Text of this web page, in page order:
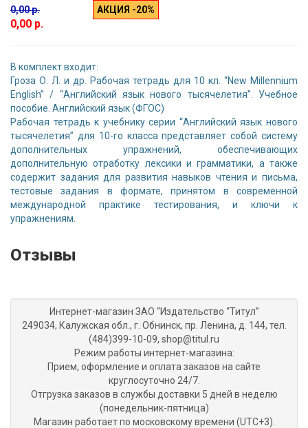
0,00 р.
0,00 р.
АКЦИЯ -20%
В комплект входит:
Гроза О. Л. и др. Рабочая тетрадь для 10 кл. “New Millennium
English” / “Английский язык нового тысячелетия”. Учебное
пособие. Английский язык (ФГОС)
Рабочая тетрадь к учебнику серии “Английский язык нового
тысячелетия” для 10-го класса представляет собой систему
дополнительных упражнений, обеспечивающих
дополнительную отработку лексики и грамматики, а также
содержит задания для развития навыков чтения и письма,
тестовые задания в формате, принятом в современной
международной практике тестирования, и ключи к
упражнениям.
Отзывы
Интернет-магазин ЗАО “Издательство “Титул”
249034, Калужская обл., г. Обнинск, пр. Ленина, д. 144, тел.
(484)399-10-09, shop@titul.ru
Режим работы интернет-магазина:
Прием, оформление и оплата заказов на сайте
круглосуточно 24/7.
Отгрузка заказов в службы доставки 5 дней в неделю
(понедельник-пятница)
Магазин работает по московскому времени (UTC+3).